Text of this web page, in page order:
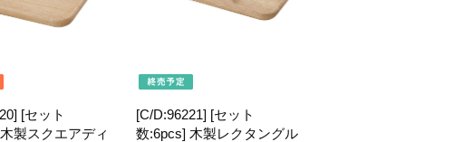
[セット
製スクエアディ
[C/D:96221] [セット
数:6pcs] 木製レクタングル